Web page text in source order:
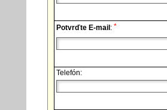
Potvrďte E-mail: *
Telefón: